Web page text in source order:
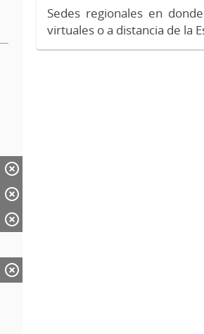
Sedes regionales en
virtuales o a distancia de la